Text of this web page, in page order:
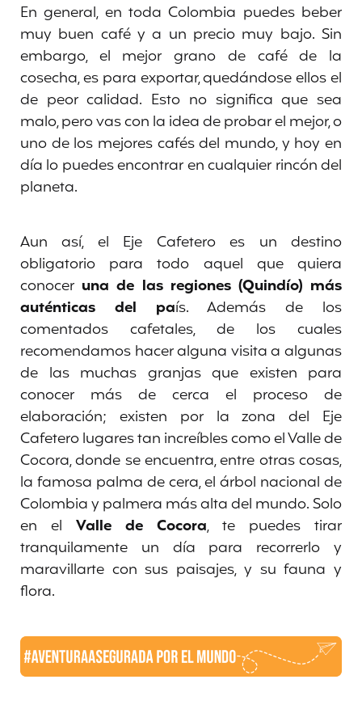
En general, en toda Colombia puedes beber
muy buen café y a un precio muy bajo. Sin
embargo, el mejor grano de café de la
cosecha, es para exportar, quedándose ellos el
de peor calidad. Esto no significa que sea
malo, pero vas con la idea de probar el mejor, o
uno de los mejores cafés del mundo, y hoy en
día lo puedes encontrar en cualquier rincón del
planeta.
Aun así, el Eje Cafetero es un destino
obligatorio para todo aquel que quiera
conocer una de las regiones (Quindío) más
auténticas del país. Además de los
comentados cafetales, de los cuales
recomendamos hacer alguna visita a algunas
de las muchas granjas que existen para
conocer más de cerca el proceso de
elaboración; existen por la zona del Eje
Cafetero lugares tan increíbles como el Valle de
Cocora, donde se encuentra, entre otras cosas,
la famosa palma de cera, el árbol nacional de
Colombia y palmera más alta del mundo. Solo
en el Valle de Cocora, te puedes tirar
tranquilamente un día para recorrerlo y
maravillarte con sus paisajes, y su fauna y
flora.